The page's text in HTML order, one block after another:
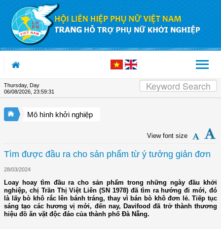
Skip to Content
Thursday, Day
06/08/2026 23:59:31
Mô hình khởi nghiệp
View font size
Tìm được đầu ra cho sản phẩm từ ý tưởng giản đơn
28/03/2024
Loay hoay tìm đầu ra cho sản phẩm trong những ngày đầu khởi
nghiệp, chị Trần Thị Việt Liên (SN 1978) đã tìm ra hướng đi mới, đó
là lấy bò khô rắc lên bánh tráng, thay vì bán bò khô đơn lẻ. Tiếp tục
sáng tạo các hương vị mới, đến nay, Davifood đã trở thành thương
hiệu đồ ăn vặt độc đáo của thành phố Đà Nẵng.